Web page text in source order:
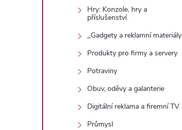
Hry: Konzole, hry a
příslušenství
_Gadgety a reklamní materiály
Produkty pro firmy a servery
Potraviny
Obuv, oděvy a galanterie
Digitální reklama a firemní TV
Průmysl